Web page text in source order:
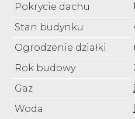
Pokrycie dachu
Stan budynku
Ogrodzenie działki
Rok budowy
Gaz
Woda